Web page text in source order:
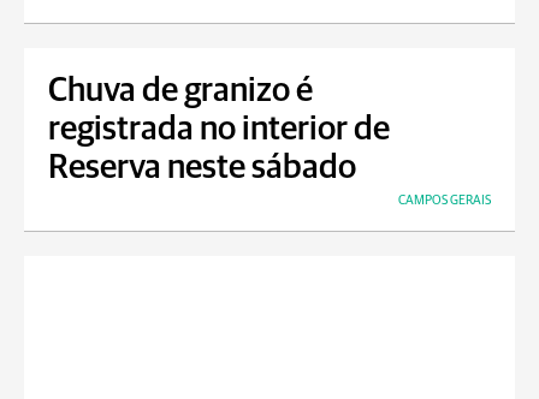
Chuva de granizo é
registrada no interior de
Reserva neste sábado
CAMPOS GERAIS